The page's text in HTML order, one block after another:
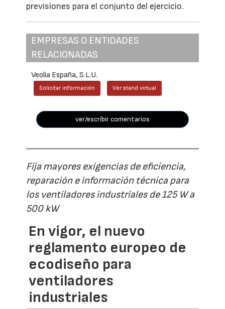
previsiones para el conjunto del ejercicio.
EMPRESAS O ENTIDADES
RELACIONADAS
Veolia España, S.L.U.
Solicitar información Ver stand virtual
ver/escribir comentarios
Fija mayores exigencias de eficiencia,
reparación e información técnica para
los ventiladores industriales de 125 W a
500 kW
En vigor, el nuevo
reglamento europeo de
ecodiseño para
ventiladores
industriales